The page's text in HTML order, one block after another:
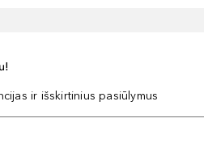
ir išskirtinius pasiūlymus